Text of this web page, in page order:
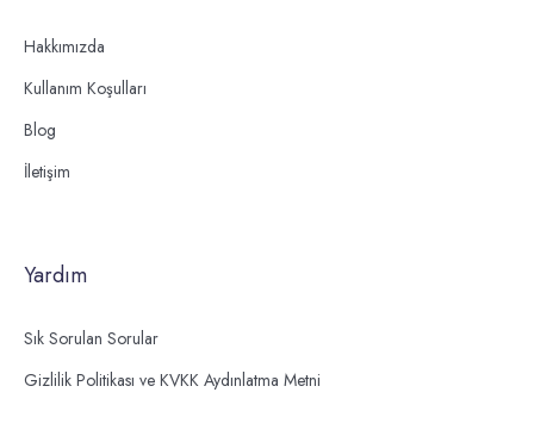
Hakkımızda
Kullanım Koşulları
Blog
İletişim
Yardım
Sık Sorulan Sorular
Gizlilik Politikası ve KVKK Aydınlatma Metni